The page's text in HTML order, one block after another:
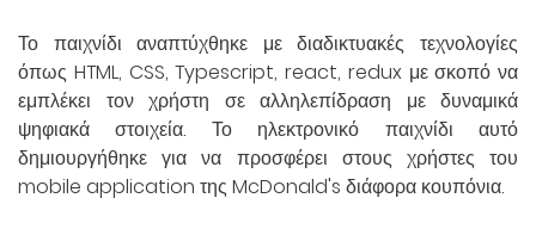
Το παιχνίδι αναπτύχθηκε με διαδικτυακές τεχνολογίες
όπως HTML, CSS, Typescript, react, redux με σκοπό να
εμπλέκει τον χρήστη σε αλληλεπίδραση με δυναμικά
ψηφιακά στοιχεία. Το ηλεκτρονικό παιχνίδι αυτό
δημιουργήθηκε για να προσφέρει στους χρήστες του
mobile application της McDonald's διάφορα κουπόνια.